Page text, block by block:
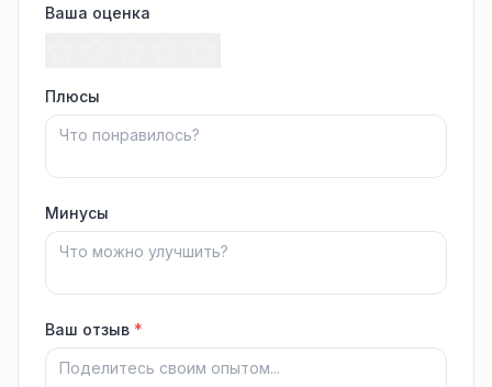
Ваша оценка
Плюсы
Минусы
Ваш отзыв *